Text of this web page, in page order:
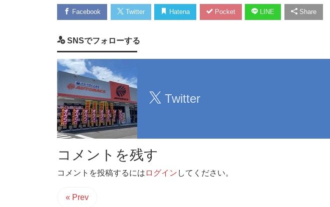
Facebook Twitter Hatena Pocket LINE Share
SNSでフォローする
Twitter
コメントを残す
コメントを投稿するには ログイン してください。
« Prev